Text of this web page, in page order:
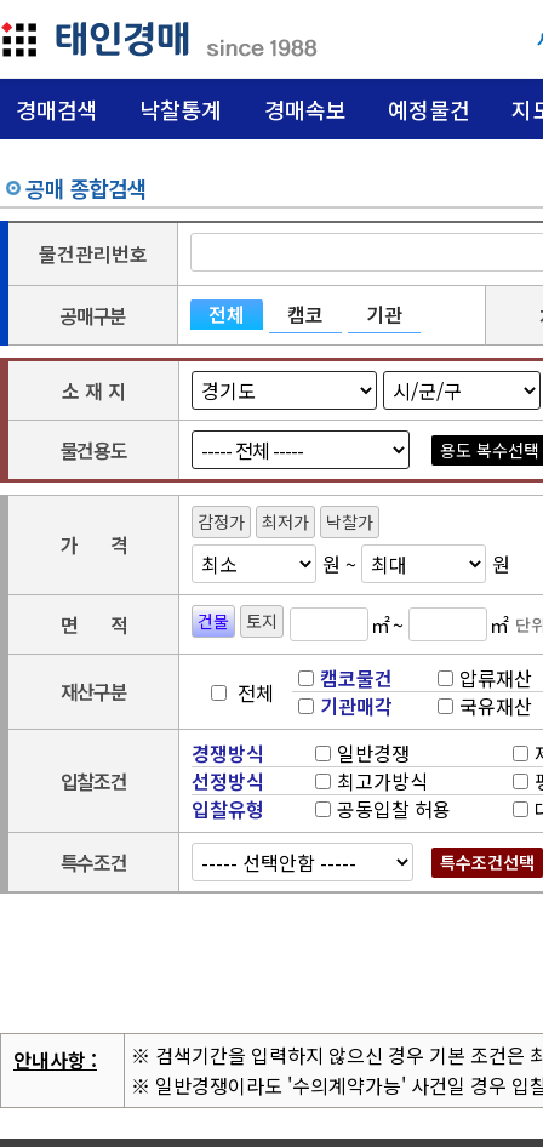
경매검색 낙찰통계 경매속보 예정물건 지
공매 종합검색
물건관리번호
공매구분 전체 캠코 기관
소 재 지
물건용도 용도 복수선택
가 격
감정가 최저가 낙찰가
원 ~ 원
면 적 건물 토지 ㎡~ ㎡ 단
재산구분 전체 캠코물건
압류재산
기관매각
국유재산
입찰조건
경쟁방식 일반경쟁
선정방식
최고가방식
입찰유형
공동입찰 허용
특수조건 특수조건선택
안내사항 :
※ 검색기간을 입력하지 않으신 경우 기본 조건은
※ 일반경쟁이라도 '수의계약가능' 사건일 경우 입